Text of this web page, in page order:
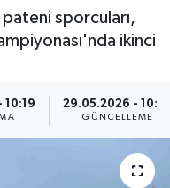
sporcuları,
ikinci
10:19 29.05.2026 -
GÜNCELLEME